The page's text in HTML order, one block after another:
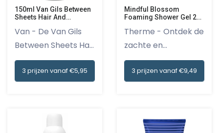
150ml Van Gils Between
Sheets Hair And
Van - De Van Gils
Between Sheets Hair
And B...
3 prijzen vanaf €5,95
Mindful Blossom
Foaming Shower Gel 200
Therme - Ontdek de
zachte en
rustgevende se...
3 prijzen vanaf €9,49